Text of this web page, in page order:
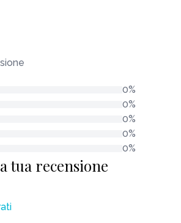
0%
0%
0%
0%
0%
tua recensione